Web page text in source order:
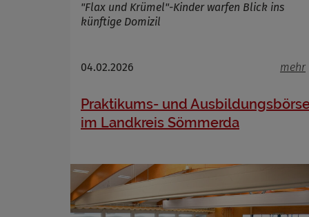
"Flax und Krümel"-Kinder warfen Blick ins
künftige Domizil
04.02.2026 mehr
Praktikums- und
im Landkreis Sömmerda